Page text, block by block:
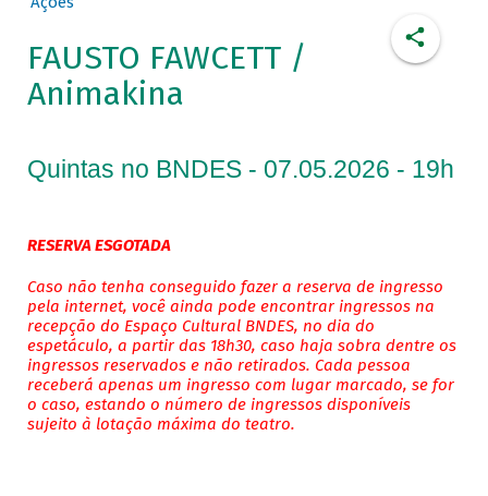
FAUSTO FAWCETT /
Animakina
Quintas no BNDES - 07.05.2026 - 19h
RESERVA ESGOTADA
Caso não tenha conseguido fazer a reserva de ingresso
pela internet, você ainda pode encontrar ingressos na
recepção do Espaço Cultural BNDES, no dia do
espetáculo, a partir das 18h30, caso haja sobra dentre os
ingressos reservados e não retirados. Cada pessoa
receberá apenas um ingresso com lugar marcado, se for
o caso, estando o número de ingressos disponíveis
sujeito à lotação máxima do teatro.